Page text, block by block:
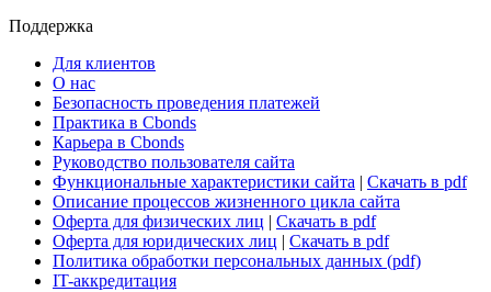
Поддержка
Для клиентов
О нас
Безопасность проведения платежей
Практика в Cbonds
Карьера в Cbonds
Руководство пользователя сайта
Функциональные характеристики сайта | Скачать в pdf
Описание процессов жизненного цикла сайта
Оферта для физических лиц | Скачать в pdf
Оферта для юридических лиц | Скачать в pdf
Политика обработки персональных данных (pdf)
IT-аккредитация